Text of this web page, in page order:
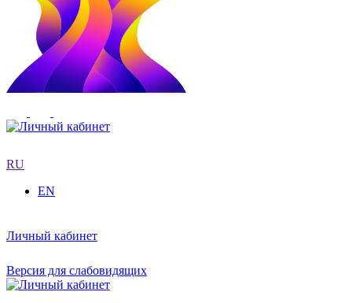
RU
EN
Личный кабинет
Версия для слабовидящих